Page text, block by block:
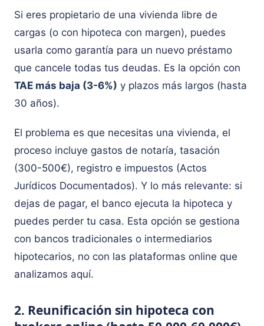
Si eres propietario de una vivienda libre de
cargas (o con hipoteca con margen), puedes
usarla como garantía para un nuevo préstamo
que cancele todas tus deudas. Es la opción con
TAE más baja (3-6%) y plazos más largos (hasta
30 años).
El problema es que necesitas una vivienda, el
proceso incluye gastos de notaría, tasación
(300-500€), registro e impuestos (Actos
Jurídicos Documentados). Y lo más relevante: si
dejas de pagar, el banco ejecuta la hipoteca y
puedes perder tu casa. Esta opción se gestiona
con bancos tradicionales o intermediarios
hipotecarios, no con las plataformas online que
analizamos aquí.
2. Reunificación sin hipoteca con